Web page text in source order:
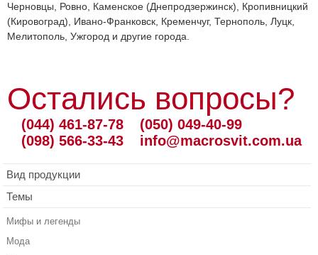
Черновцы, Ровно, Каменское (Днепродзержинск), Кропивницкий
(Кировоград), Ивано-Франковск, Кременчуг, Тернополь, Луцк,
Мелитополь, Ужгород и другие города.
Остались вопросы?
(044) 461-87-78
(098) 566-33-43
(050) 049-40-99
info@macrosvit.com.ua
Вид продукции
Темы
Мифы и легенды
Мода